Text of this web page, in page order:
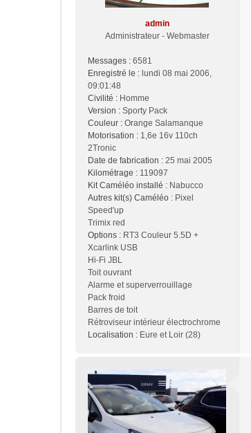
admin
Administrateur - Webmaster
Messages : 6581
Enregistré le : lundi 08 mai 2006,
09:01:48
Civilité : Homme
Version : Sporty Pack
Couleur : Orange Salamanque
Motorisation : 1,6e 16v 110ch
2Tronic
Date de fabrication : 25 mai 2005
Kilométrage : 119097
Kit Caméléo installé : Nabucco
Autres kit(s) Caméléo : Pixel
Speed'up
Trimix red
Options : RT3 Couleur 5.5D +
Xcarlink USB
Hi-Fi JBL
Toit ouvrant
Alarme et superverrouillage
Pack froid
Barres de toit
Rétroviseur intérieur électrochrome
Localisation : Eure et Loir (28)